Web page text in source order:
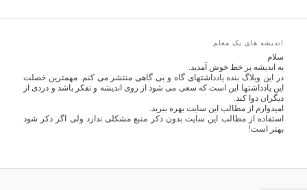
اندیشه های یک معلم
سلام
به اندیشه بر خط خوش آمدید.
در این وبلاگ بنده یادداشتهای گاه و بی گاهی منتشر می کنم. مهمترین خصلت
این یادداشتها این است که سعی می شود از روی اندیشه و تفکر باشد و دردی از
دیگران دوا کند.
امیدوارم از مطالب این سایت بهره ببرید.
استفاده از مطالب این سایت بدون ذکر منبع مشکلی ندارد ولی اگر ذکر شود
بهتر است!